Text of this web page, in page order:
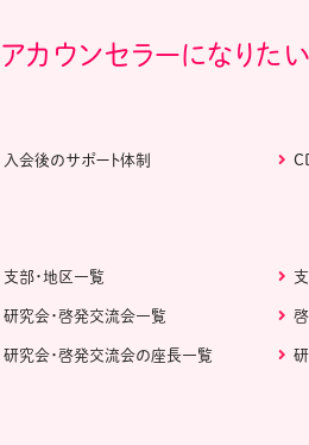
カウンセラーになりた
入会後のサポート体制
支部・地区一覧
研究会・啓発交流会一覧
研究会・啓発交流会の座長一覧